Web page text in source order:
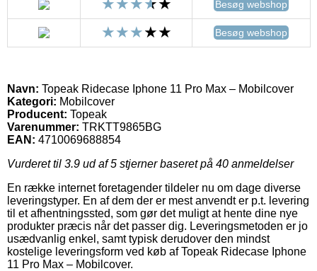
Besøg webshop
Besøg webshop
Navn: Topeak Ridecase Iphone 11 Pro Max – Mobilcover
Kategori: Mobilcover
Producent: Topeak
Varenummer: TRKTT9865BG
EAN: 4710069688854
Vurderet til 3.9 ud af 5 stjerner baseret på 40 anmeldelser
En række internet foretagender tildeler nu om dage diverse
leveringstyper. En af dem der er mest anvendt er p.t. levering
til et afhentningssted, som gør det muligt at hente dine nye
produkter præcis når det passer dig. Leveringsmetoden er jo
usædvanlig enkel, samt typisk derudover den mindst
kostelige leveringsform ved køb af Topeak Ridecase Iphone
11 Pro Max – Mobilcover.